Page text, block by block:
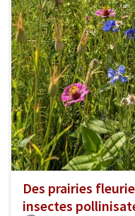
Des prairies
insectes